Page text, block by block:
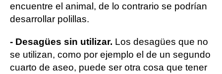
encuentre el animal, de lo contrario se podrían
desarrollar polillas.
- Desagües sin utilizar. Los desagües que no
se utilizan, como por ejemplo el de un segundo
cuarto de aseo, puede ser otra cosa que tener